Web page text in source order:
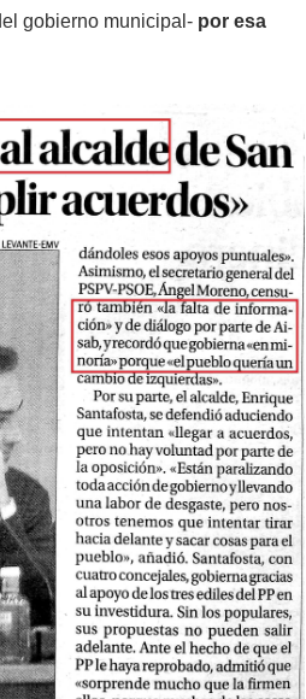
gobierno municipal- por esa